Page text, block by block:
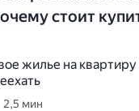
стоит
жилье на квартиру
2,5 мин